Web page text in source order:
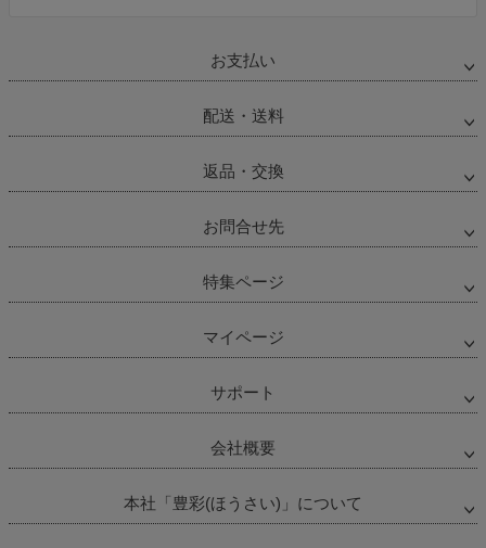
お支払い
配送・送料
返品・交換
お問合せ先
特集ページ
マイページ
サポート
会社概要
本社「豊彩(ほうさい)」について